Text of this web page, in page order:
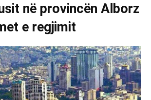
në provincën Alborz
e regjimit